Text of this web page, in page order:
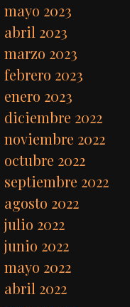
mayo 2023
abril 2023
marzo 2023
febrero 2023
enero 2023
diciembre 2022
noviembre 2022
octubre 2022
septiembre 2022
agosto 2022
julio 2022
junio 2022
mayo 2022
abril 2022